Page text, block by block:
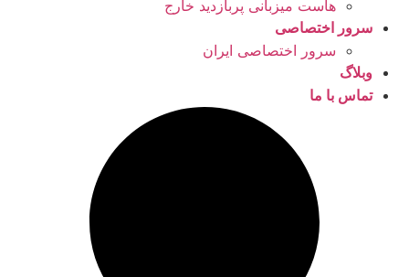
هاست میزبانی پربازدید خارج
سرور اختصاصی
سرور اختصاصی ایران
وبلاگ
تماس با ما